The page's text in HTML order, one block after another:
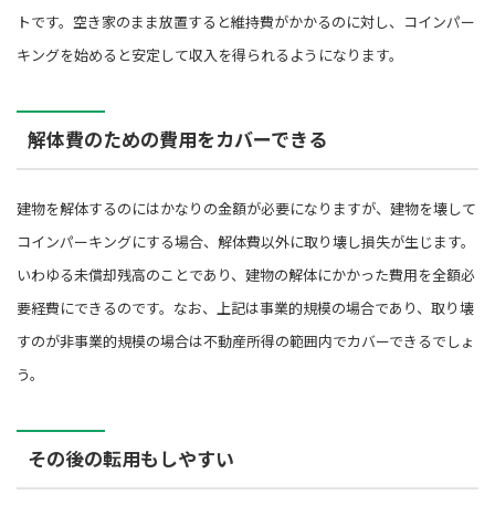
トです。空き家のまま放置すると維持費がかかるのに対し、コインパー
キングを始めると安定して収入を得られるようになります。
解体費のための費用をカバーできる
建物を解体するのにはかなりの金額が必要になりますが、建物を壊して
コインパーキングにする場合、解体費以外に取り壊し損失が生じます。
いわゆる未償却残高のことであり、建物の解体にかかった費用を全額必
要経費にできるのです。なお、上記は事業的規模の場合であり、取り壊
すのが非事業的規模の場合は不動産所得の範囲内でカバーできるでしょ
う。
その後の転用もしやすい